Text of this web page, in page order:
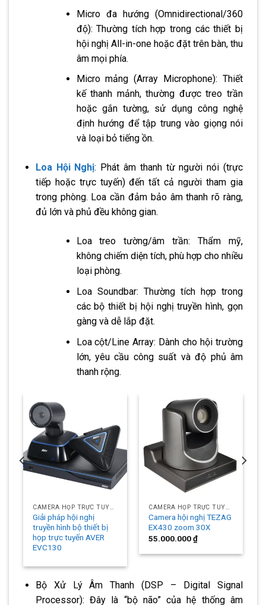
Micro đa hướng (Omnidirectional/360
độ): Thường tích hợp trong các thiết bị
hội nghị All-in-one hoặc đặt trên bàn, thu
âm mọi phía.
Micro mảng (Array Microphone): Thiết
kế thanh mảnh, thường được treo trần
hoặc gắn tường, sử dụng công nghệ
định hướng để tập trung vào giọng nói
và loại bỏ tiếng ồn.
Loa Hội Nghị: Phát âm thanh từ người nói (trực
tiếp hoặc trực tuyến) đến tất cả người tham gia
trong phòng. Loa cần đảm bảo âm thanh rõ ràng,
đủ lớn và phủ đều không gian.
Loa treo tường/âm trần: Thẩm mỹ,
không chiếm diện tích, phù hợp cho nhiều
loại phòng.
Loa Soundbar: Thường tích hợp trong
các bộ thiết bị hội nghị truyền hình, gọn
gàng và dễ lắp đặt.
Loa cột/Line Array: Dành cho hội trường
lớn, yêu cầu công suất và độ phủ âm
thanh rộng.
Giải pháp hội nghị
truyền hình bộ thiết bị
họp trực tuyến AVER
EVC130
Camera hội nghị TEZAG
EX430 zoom 30X
55.000.000₫
Bộ Xử Lý Âm Thanh (DSP – Digital Signal
Processor): Đây là “bộ não” của hệ thống âm